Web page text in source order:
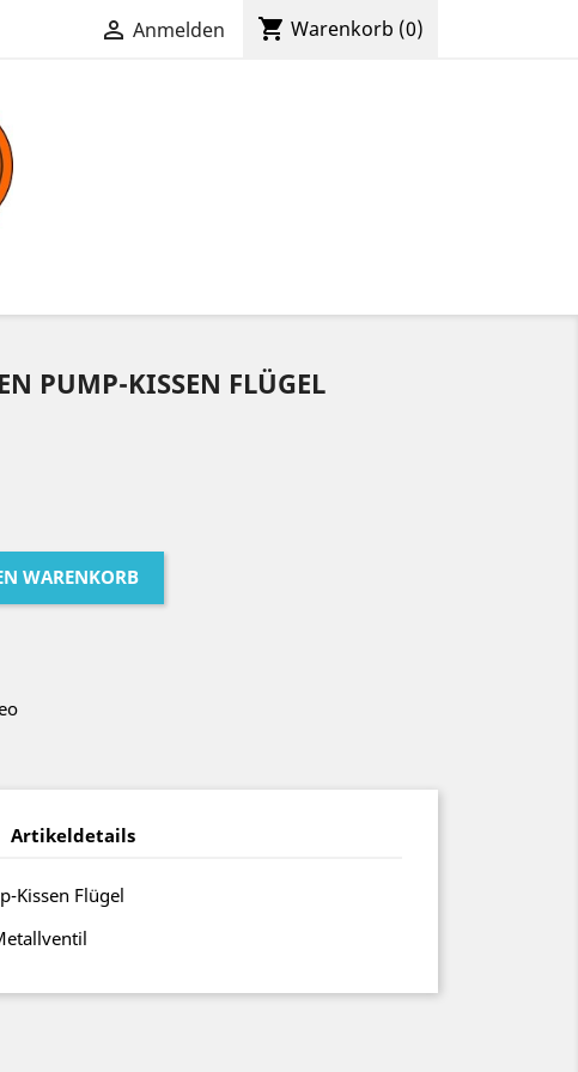
 Anmelden shopping_cart Warenkorb (0)
PUMP-KISSEN FLÜGEL
WARENKORB
Artikeldetails
Kissen Flügel